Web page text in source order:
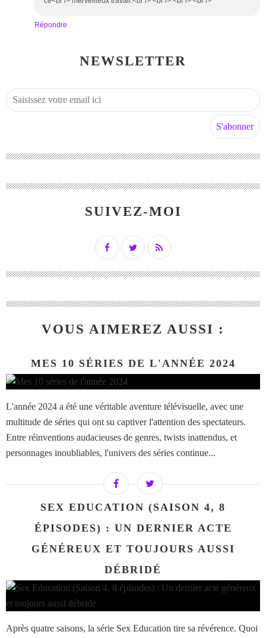
Répondre
NEWSLETTER
SUIVEZ-MOI
VOUS AIMEREZ AUSSI :
MES 10 SÉRIES DE L'ANNÉE 2024
L'année 2024 a été une véritable aventure télévisuelle, avec une
multitude de séries qui ont su captiver l'attention des spectateurs.
Entre réinventions audacieuses de genres, twists inattendus, et
personnages inoubliables, l'univers des séries continue...
SEX EDUCATION (SAISON 4, 8
ÉPISODES) : UN DERNIER ACTE
GÉNÉREUX ET TOUJOURS AUSSI
DÉBRIDÉ
Après quatre saisons, la série Sex Education tire sa révérence. Quoi